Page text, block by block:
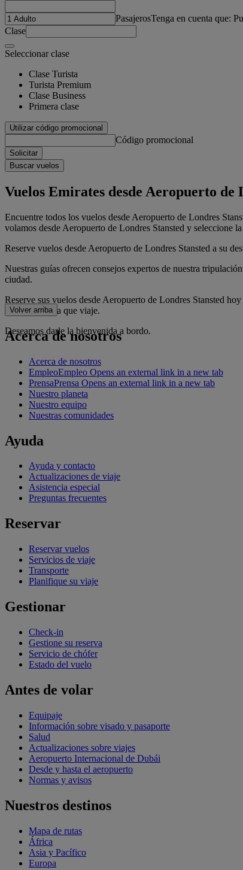
PasajerosTenga en cuenta que:
Clase
Seleccionar clase
Clase Turista
Turista Premium
Clase Business
Primera clase
Utilizar código promocional
Código promocional
Solicitar
Buscar vuelos
Vuelos Emirates desde Aeropuerto de
Encuentre todos los vuelos desde Aeropuerto de Londres
volamos desde Aeropuerto de Londres Stansted​ y seleccione
Reserve vuelos desde Aeropuerto de Londres Stansted​ a su
Nuestras guías ofrecen consejos expertos de nuestra
ciudad.
Reserve sus vuelos desde Aeropuerto de Londres Stansted​
de cabina en la que viaje.
Deseamos darle la bienvenida a bordo.
Volver arriba
Acerca de nosotros
Acerca de nosotros
EmpleoEmpleo Opens an external link in a new tab
PrensaPrensa Opens an external link in a new tab
Nuestro planeta
Nuestro equipo
Nuestras comunidades
Ayuda
Ayuda y contacto
Actualizaciones de viaje
Asistencia especial
Preguntas frecuentes
Reservar
Reservar vuelos
Servicios de viaje
Transporte
Planifique su viaje
Gestionar
Check-in
Gestione su reserva
Servicio de chófer
Estado del vuelo
Antes de volar
Equipaje
Información sobre visado y pasaporte
Salud
Actualizaciones sobre viajes
Aeropuerto Internacional de Dubái
Desde y hasta el aeropuerto
Normas y avisos
Nuestros destinos
Mapa de rutas
África
Asia y Pacífico
Europa